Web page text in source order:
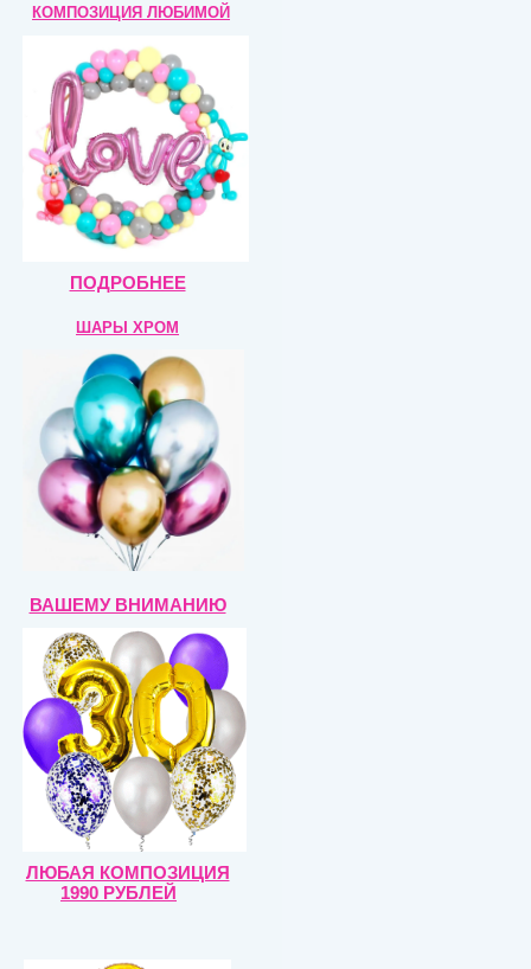
КОМПОЗИЦИЯ ЛЮБИМОЙ
ПОДРОБНЕЕ
ШАРЫ ХРОМ
ВАШЕМУ ВНИМАНИЮ
ЛЮБАЯ КОМПОЗИЦИЯ
1990 РУБЛЕЙ